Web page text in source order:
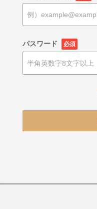
パスワード 必須